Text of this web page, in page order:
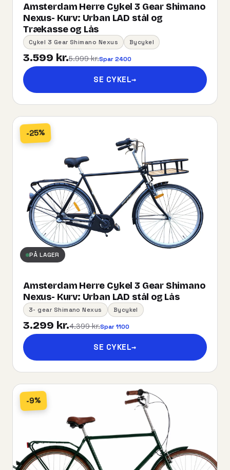
Amsterdam Herre Cykel 3 Gear Shimano
Nexus- Kurv:​ ​Urban​ ​LAD​ ​stål og
Trækasse og Lås
Cykel 3 Gear Shimano Nexus Bycykel
3.599 kr.5.999 kr.Spar 2400
SE CYKEL→
-25%
PÅ LAGER
Amsterdam Herre Cykel 3 Gear Shimano
Nexus- Kurv:​ ​Urban​ ​LAD​ ​stål og Lås
3- gear Shimano Nexus Bycykel
3.299 kr.4.399 kr.Spar 1100
SE CYKEL→
-9%